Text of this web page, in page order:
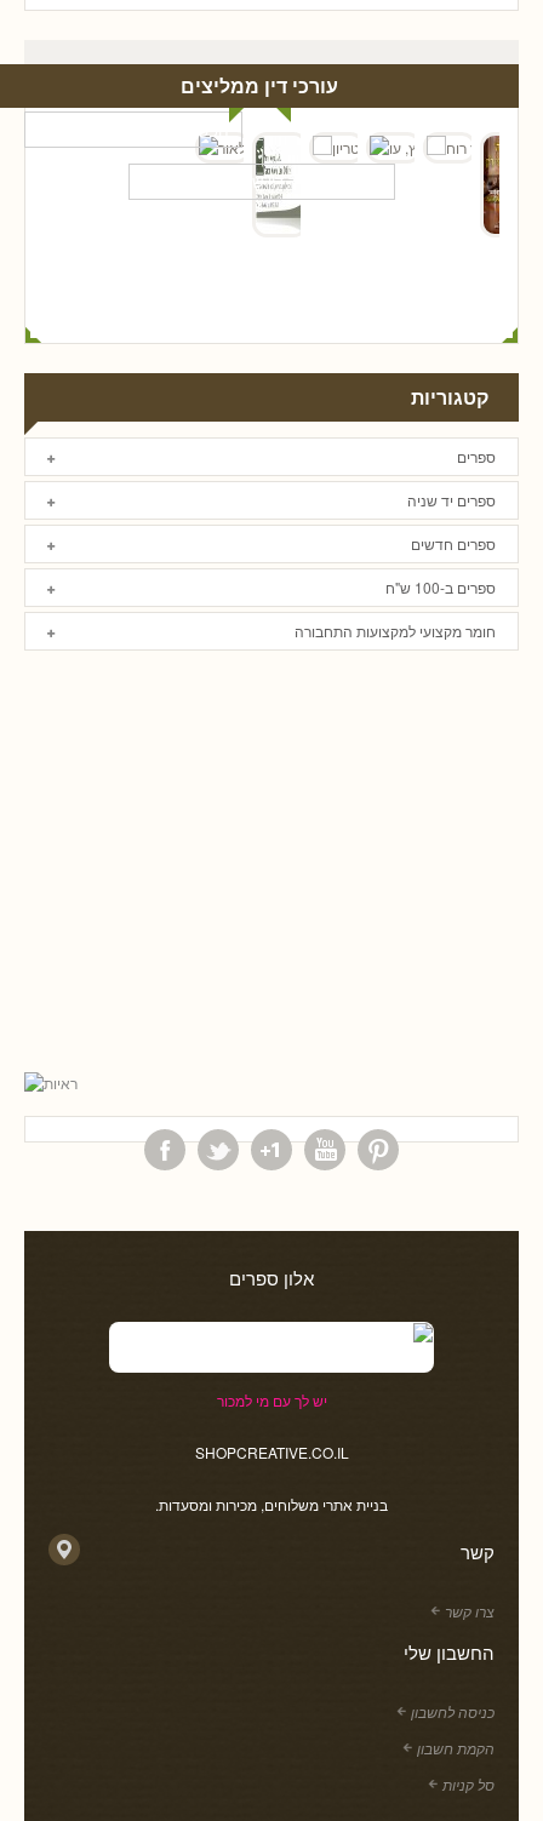
עורכי דין ממליצים
קטגוריות
ספרים
ספרים יד שניה
ספרים חדשים
ספרים ב-100 ש"ח
חומר מקצועי למקצועות התחבורה
אלון ספרים
יש לך עם מי למכור
SHOPCREATIVE.CO.IL
בניית אתרי משלוחים, מכירות ומסעדות.
קשר
צרו קשר
החשבון שלי
כניסה לחשבון
הקמת חשבון
סל קניות